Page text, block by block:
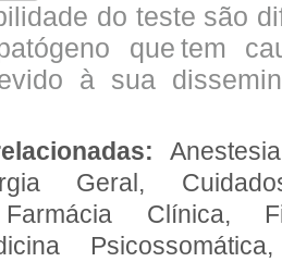
do teste são
que tem
à sua
Geral,
Farmácia Clínica,